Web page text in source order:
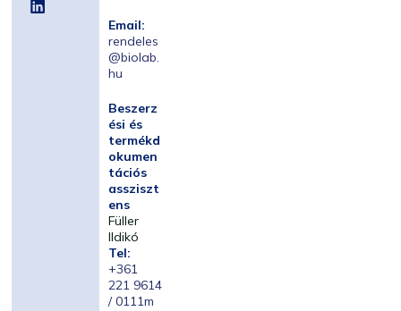
Email:
rendeles
@biolab.
hu
Beszerz
ési és
termékd
okumen
tációs
assziszt
ens
Füller
Ildikó
Tel:
+361
221 9614
/ 0111m